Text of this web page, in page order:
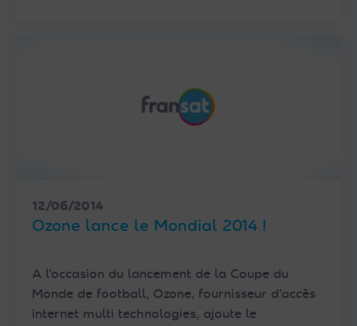
12/06/2014
Ozone lance le Mondial 2014 !
A l’occasion du lancement de la Coupe du
Monde de football, Ozone, fournisseur d’accès
internet multi technologies, ajoute le